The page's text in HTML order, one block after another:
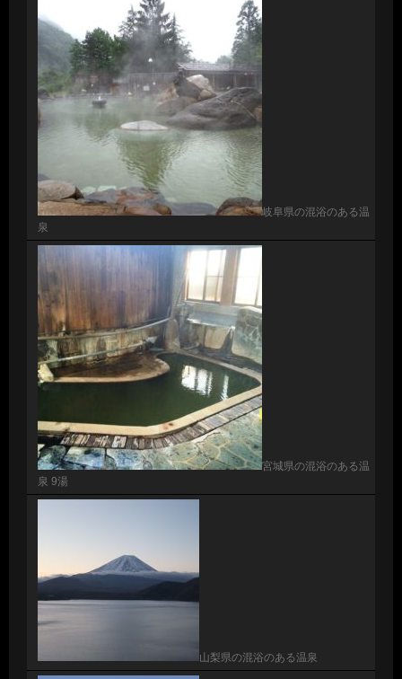
岐阜県の混浴のある温
泉
宮城県の混浴のある温
泉 9湯
山梨県の混浴のある温泉